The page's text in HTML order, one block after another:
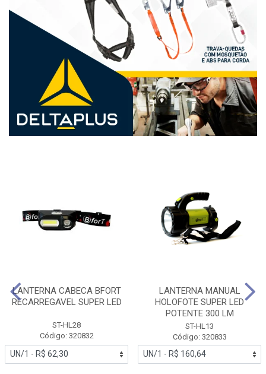
LANTERNA CABECA BFORT
RECARREGAVEL SUPER LED
ST-HL28
Código: 320832
LANTERNA MANUAL
HOLOFOTE SUPER LED
POTENTE 300 LM
ST-HL13
Código: 320833